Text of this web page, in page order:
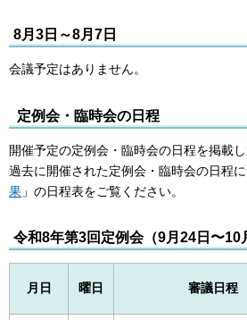
8月3日～8月7日
会議予定はありません。
定例会・臨時会の日程
開催予定の定例会・臨時会の日程を掲載し
過去に開催された定例会・臨時会の日程
果 」の日程表をご覧ください。
令和8年第3回定例会（9⽉24⽇〜10
月日 曜日 審議日程